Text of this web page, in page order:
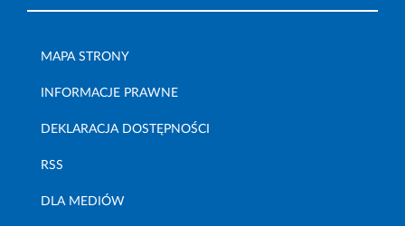
MAPA STRONY
INFORMACJE PRAWNE
DEKLARACJA DOSTĘPNOŚCI
RSS
DLA MEDIÓW